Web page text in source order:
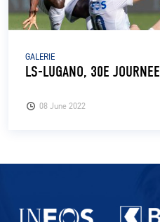
08 June 2022
GALERIE
LS-LUGANO, 30E JOURNEE
Partenaires du lausanne-Sport